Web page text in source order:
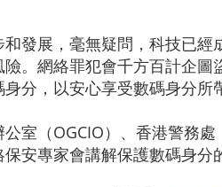
發展，毫無疑問，科技已
。網絡罪犯會千方百計企
分，以安心享受數碼身分所
室（OGCIO）、香港警務
安專家會講解保護數碼身分